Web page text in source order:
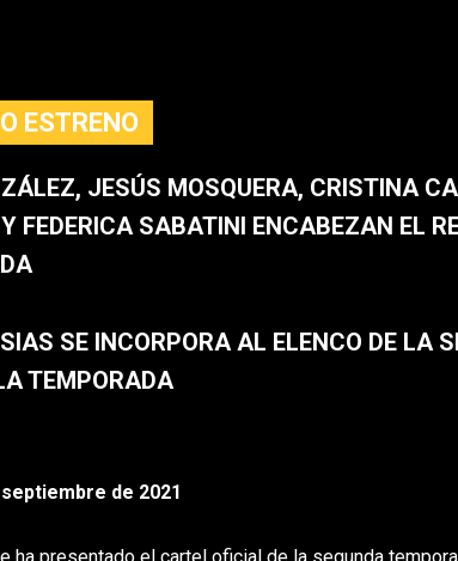
ESTRENO
JESÚS MOSQUERA, CRISTINA
FEDERICA SABATINI ENCABEZAN EL
SE INCORPORA AL ELENCO DE LA
TEMPORADA
de 2021
ha presentado el cartel oficial de la segunda